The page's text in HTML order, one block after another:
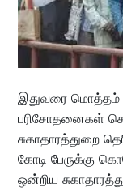
இதுவரை மொத்தம்
பரிசோதனைகள்
சுகாதாரத்துறை
கோடி பேருக்கு
ஒன்றிய